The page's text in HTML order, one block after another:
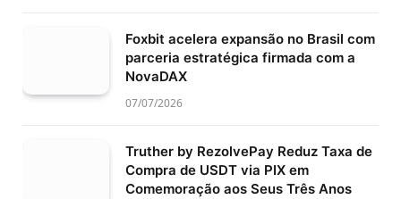
Foxbit acelera expansão no Brasil com
parceria estratégica firmada com a
NovaDAX
07/07/2026
Truther by RezolvePay Reduz Taxa de
Compra de USDT via PIX em
Comemoração aos Seus Três Anos